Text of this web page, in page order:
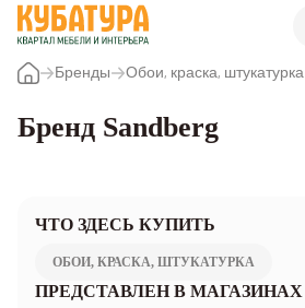
Бренды
Обои, краска, штукатурка
Бренд Sandberg
ЧТО ЗДЕСЬ КУПИТЬ
ОБОИ, КРАСКА, ШТУКАТУРКА
ПРЕДСТАВЛЕН В МАГАЗИНАХ